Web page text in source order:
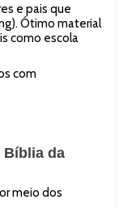
e pais que
Ótimo material
como escola
com
Bíblia da
meio dos